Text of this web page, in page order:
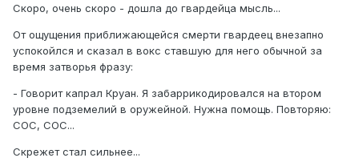
Скоро, очень скоро - дошла до гвардейца мысль...
От ощущения приближающейся смерти гвардеец внезапно
успокойлся и сказал в вокс ставшую для него обычной за
время затворья фразу:
- Говорит капрал Круан. Я забаррикодировался на втором
уровне подземелий в оружейной. Нужна помощь. Повторяю:
СОС, СОС...
Скрежет стал сильнее...